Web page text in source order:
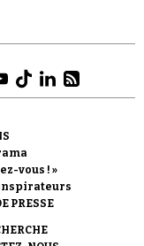
vous ! »
PRESSE